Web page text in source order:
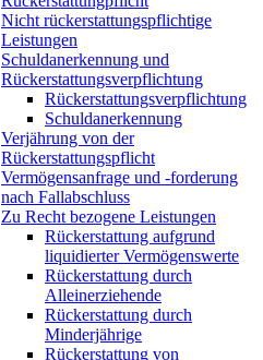
Nicht rückerstattungspflichtige
Leistungen
Schuldanerkennung und
Rückerstattungsverpflichtung
Rückerstattungsverpflichtung
Schuldanerkennung
Verjährung von der
Rückerstattungspflicht
Vermögensanfrage und -forderung
nach Fallabschluss
Zu Recht bezogene Leistungen
Rückerstattung aufgrund
liquidierter Vermögenswerte
Rückerstattung durch
Alleinerziehende
Rückerstattung durch
Minderjährige
Rückerstattung von